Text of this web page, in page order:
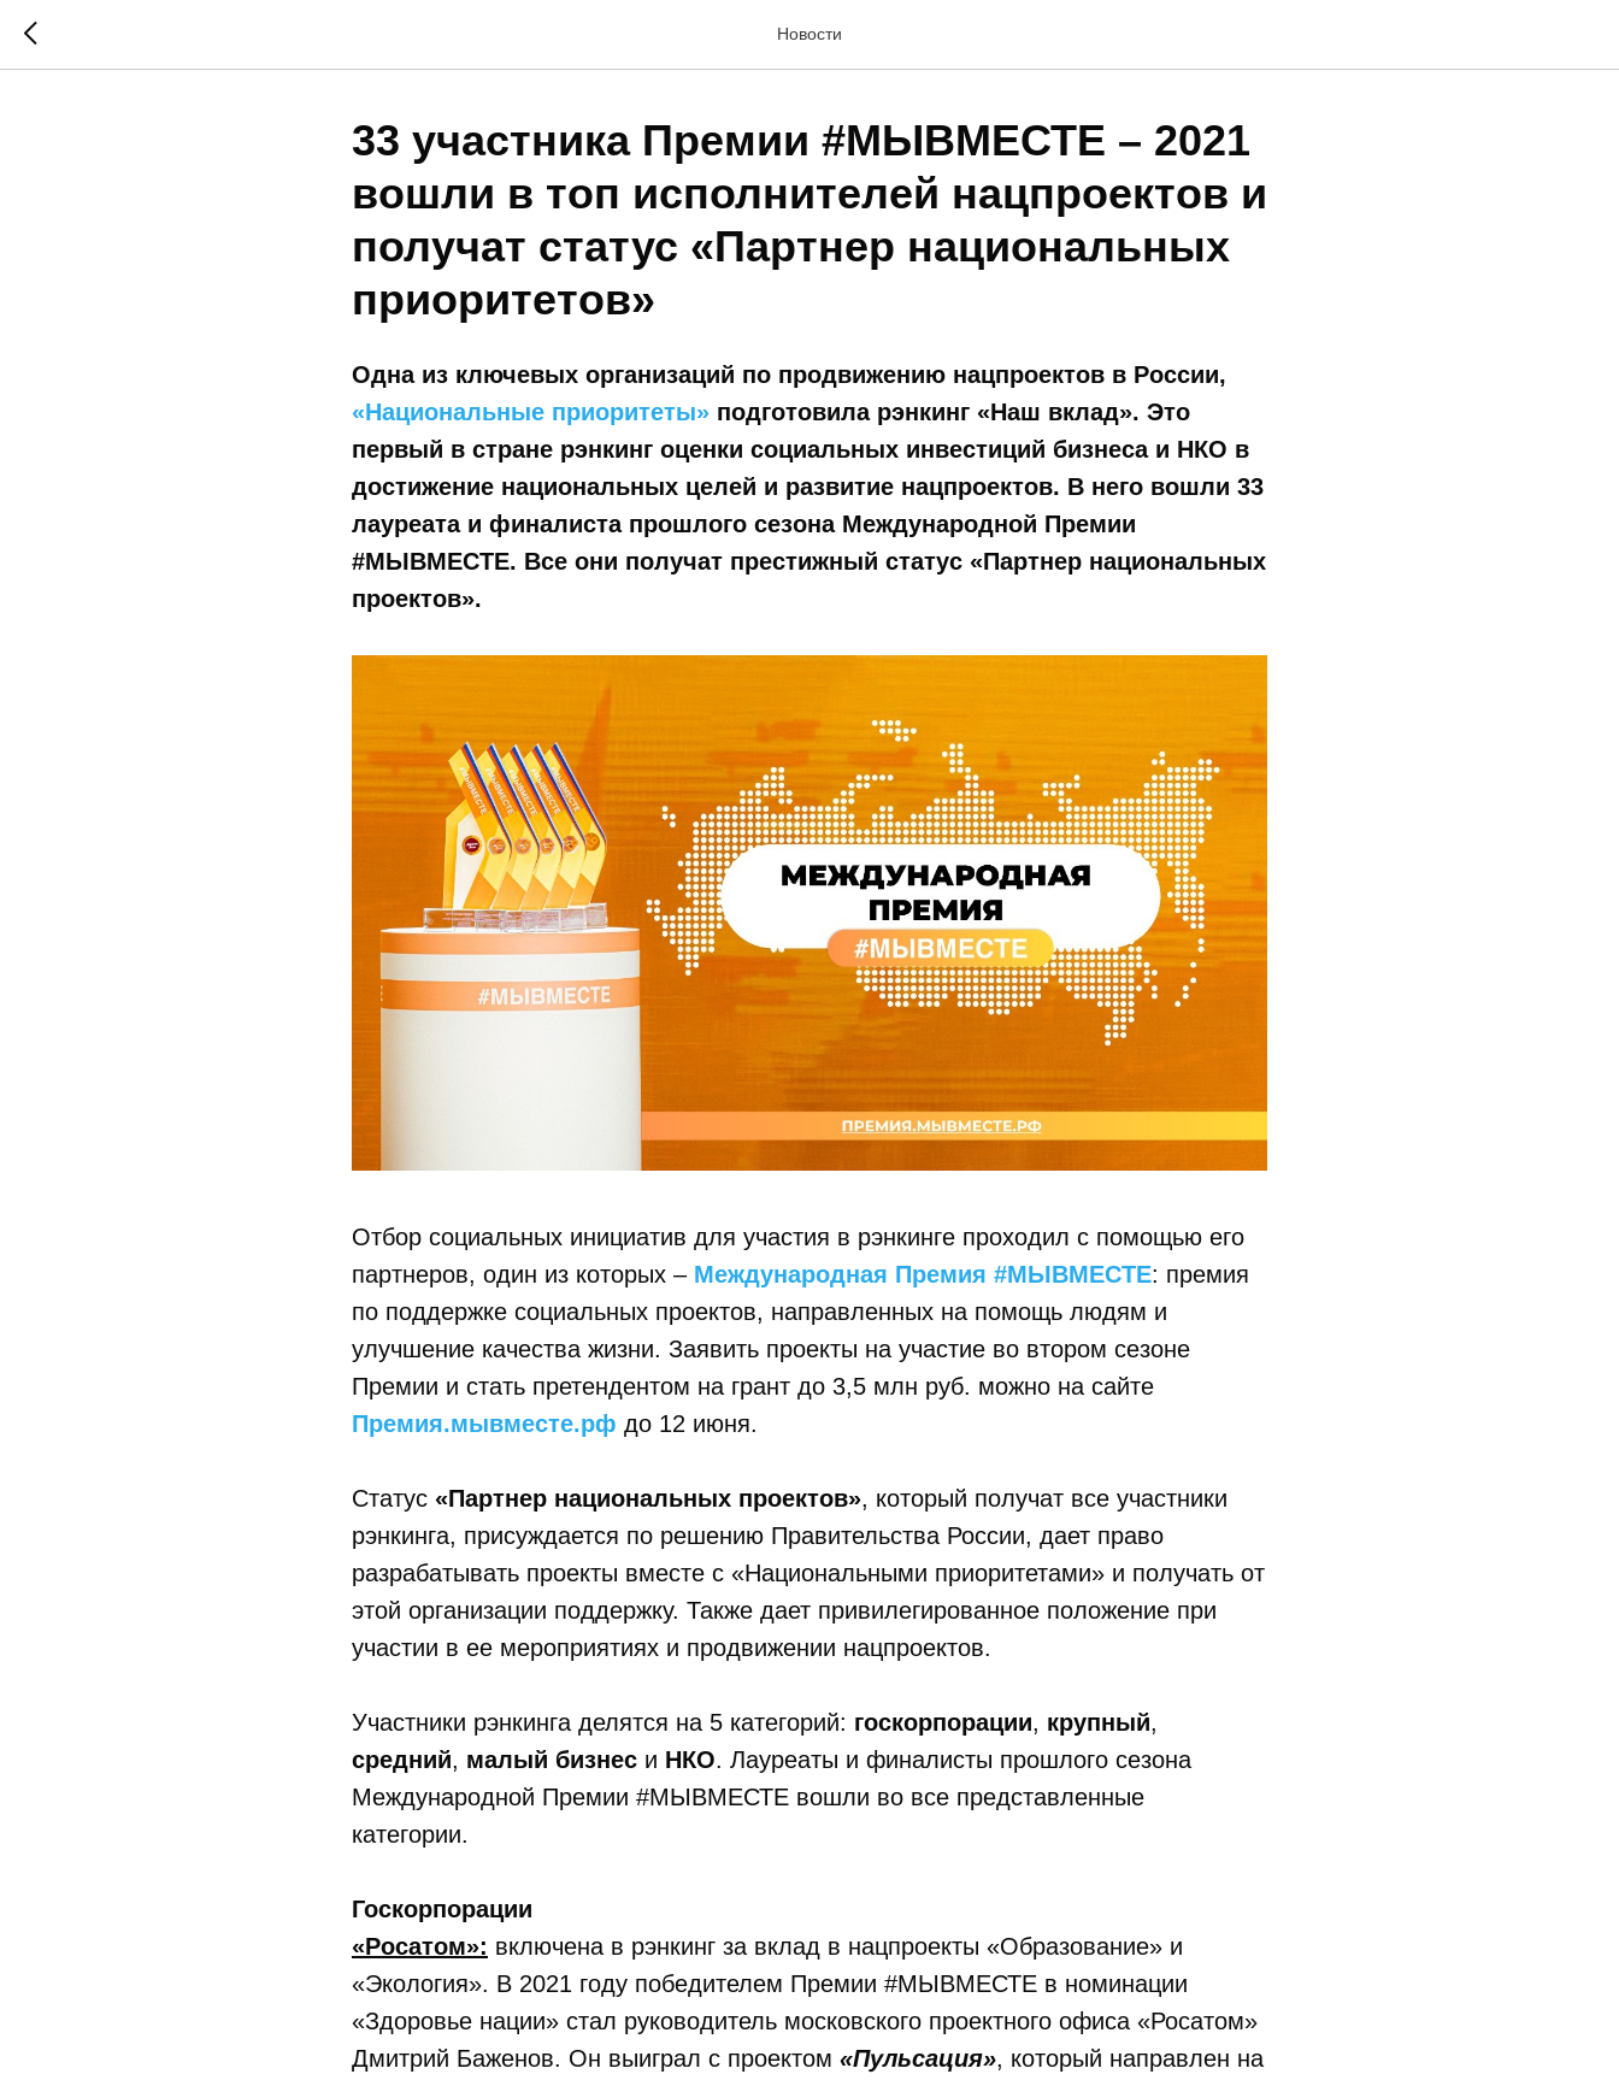
Новости
33 участника Премии #МЫВМЕСТЕ – 2021
вошли в топ исполнителей нацпроектов и
получат статус «Партнер национальных
приоритетов»
Одна из ключевых организаций по продвижению нацпроектов в России,
«Национальные приоритеты» подготовила рэнкинг «Наш вклад». Это
первый в стране рэнкинг оценки социальных инвестиций бизнеса и НКО в
достижение национальных целей и развитие нацпроектов. В него вошли 33
лауреата и финалиста прошлого сезона Международной Премии
#МЫВМЕСТЕ. Все они получат престижный статус «Партнер национальных
проектов».
Отбор социальных инициатив для участия в рэнкинге проходил с помощью его
партнеров, один из которых – Международная Премия #МЫВМЕСТЕ: премия
по поддержке социальных проектов, направленных на помощь людям и
улучшение качества жизни. Заявить проекты на участие во втором сезоне
Премии и стать претендентом на грант до 3,5 млн руб. можно на сайте
Премия.мывместе.рф до 12 июня.
Статус «Партнер национальных проектов», который получат все участники
рэнкинга, присуждается по решению Правительства России, дает право
разрабатывать проекты вместе с «Национальными приоритетами» и получать от
этой организации поддержку. Также дает привилегированное положение при
участии в ее мероприятиях и продвижении нацпроектов.
Участники рэнкинга делятся на 5 категорий: госкорпорации, крупный,
средний, малый бизнес и НКО. Лауреаты и финалисты прошлого сезона
Международной Премии #МЫВМЕСТЕ вошли во все представленные
категории.
Госкорпорации
«Росатом»: включена в рэнкинг за вклад в нацпроекты «Образование» и
«Экология». В 2021 году победителем Премии #МЫВМЕСТЕ в номинации
«Здоровье нации» стал руководитель московского проектного офиса «Росатом»
Дмитрий Баженов. Он выиграл с проектом «Пульсация», который направлен на